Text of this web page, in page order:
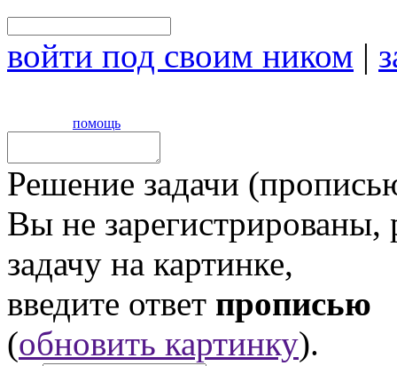
войти под своим ником |
помощь
Решение задачи
Вы не
задачу на картинке,
введите ответ прописью
(обновить картинку).